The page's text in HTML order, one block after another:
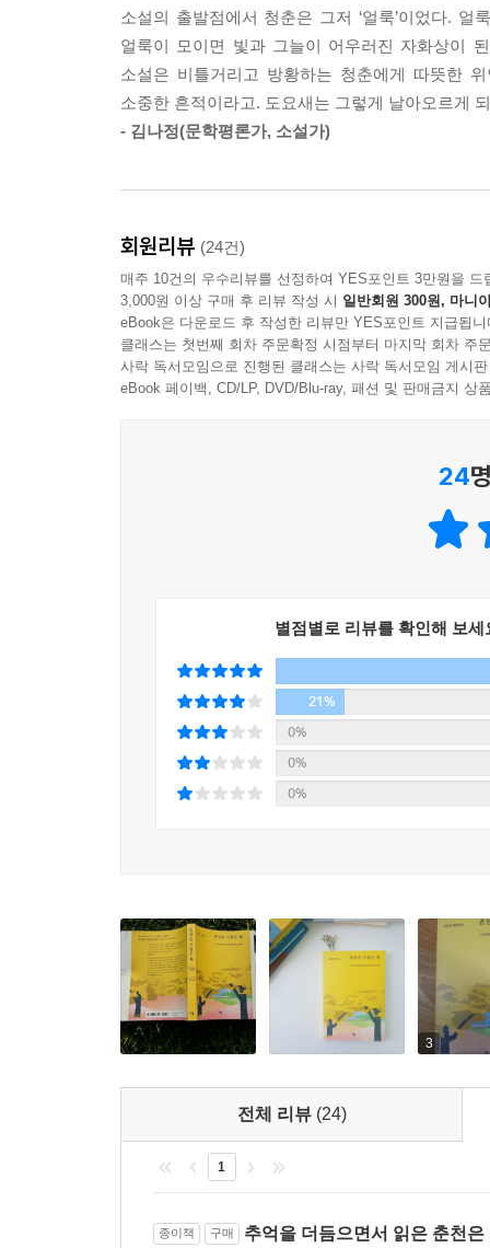
만하면 이 나라의 정치를 도가정치라 명명하여도
--- p.93
너 스스로 성실한 날들이었겠지. 지나고 나면 나
--- p.114
고 말 빈자리는 어떻게 할까?
--- p.187
그때의 길고 긴 입맞춤은 청량리역에서처럼 부드
발에 대해서도, 또 나의 글쓰기 열망에 대해서도
기소유예를 받고 고향으로 돌아온 사건과 일 년
재산을 축적한 진호의 집안이 고향 명진에 자리
업혀 경제적 이득을 쫓는 가족들의 모습을 그
젊은이들이 드나들던 디제이 다방이며 학보사
재미를 더하고 있다.
김진호는 2학기가 시작되기 직전에 하숙집 정파(
쓴 소설 때문에 시위 “선언문 몇 군데를 유장한
“거기에 대해서는 차마 말하지 못하겠”는 “떨
처분을 받아 고향인 명진으로 돌아온다.
일제강점기 김진호의 증조할아버지는 친일 행
수단으로 모자람이 없었다. 그는 세 아들을 두었
몰매를 맞아 죽고 전 재산을 몰수당한다. 그때
“무엇보다 두 할아버지의 죽음으로 아버지는 수
역사에 맹목적인 반공 이데올로기가 가네야마 가
때는 유신헌법 찬반 투표 후 통일주체국민회의
감투를 쓴 것에 만족하지 않고 입후보하여 당선
첫사랑 그녀, 채주희
맺음으로써 두 번째 대학 생활에 비로소 뿌리내
왠지 미안함을 떨치지 못하고 다시 만나러 간다.
튀기라 말한다.
혼혈인을 백안시하던 사회적 편견이 심해 아무
무기였는지도 모른다. 실제로 채주희의 어머니
대해 난폭하게 선언하고 있다. 채주희는 “자신
느닷없이 쏘아대는 낯선 시선들을 피해 눈을
남에게는 오히려 강하게 보이려 애쓰는, 어딘가
소설의 출발점에서 청춘은 그저 ‘얼룩’이었다.
얼룩이 모이면 빛과 그늘이 어우러진 자화상이
소설은 비틀거리고 방황하는 청춘에게 따뜻한
소중한 흔적이라고. 도요새는 그렇게 날아오르게
- 김나정(문학평론가, 소설가)
회원리뷰 (24건)
매주 10건의 우수리뷰를 선정하여 YES포인트 3만원을 드
3,000원 이상 구매 후 리뷰 작성 시 일반회원 300원, 마니
eBook은 다운로드 후 작성한 리뷰만 YES포인트 지급됩니
클래스는 첫번째 회차 주문확정 시점부터 마지막 회차 주
사락 독서모임으로 진행된 클래스는 사락 독서모임 게시
eBook 페이백, CD/LP, DVD/Blu-ray, 패션 및 판매금지 상
24
별점별로 리뷰를 확인해 보세
21%
0%
0%
0%
3
전체 리뷰 (24)
1
종이책 구매 추억을 더듬으면서 읽은 춘천은